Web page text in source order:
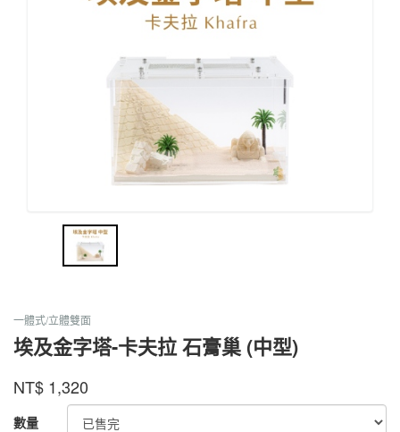
一體式/立體雙面
埃及金字塔-卡夫拉 石膏巢 (中型)
商品代號 FCEGPDODPRM
FCEGPDODPRM
品牌
螞
帝
國
NT$ 1,320
GOODS000000000000000002441
數量